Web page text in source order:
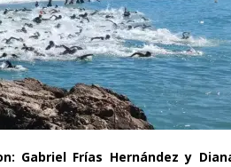
Gabriel Frías Hernández y